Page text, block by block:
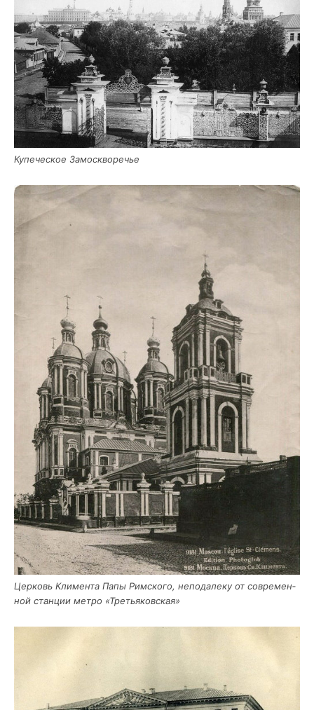
Купе­че­ское Замоскворечье
Цер­ковь Кли­мен­та Папы Рим­ско­го, непо­да­ле­ку от совре­мен­
ной стан­ции мет­ро «Тре­тья­ков­ская»